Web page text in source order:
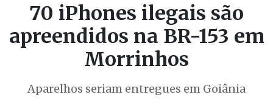
70 iPhones ilegais são
apreendidos na BR-153 em
Morrinhos
Aparelhos seriam entregues em Goiânia